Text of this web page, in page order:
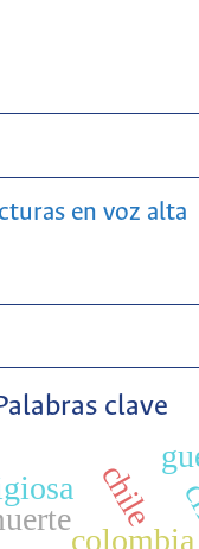
en voz alta
clave
colombia
chile